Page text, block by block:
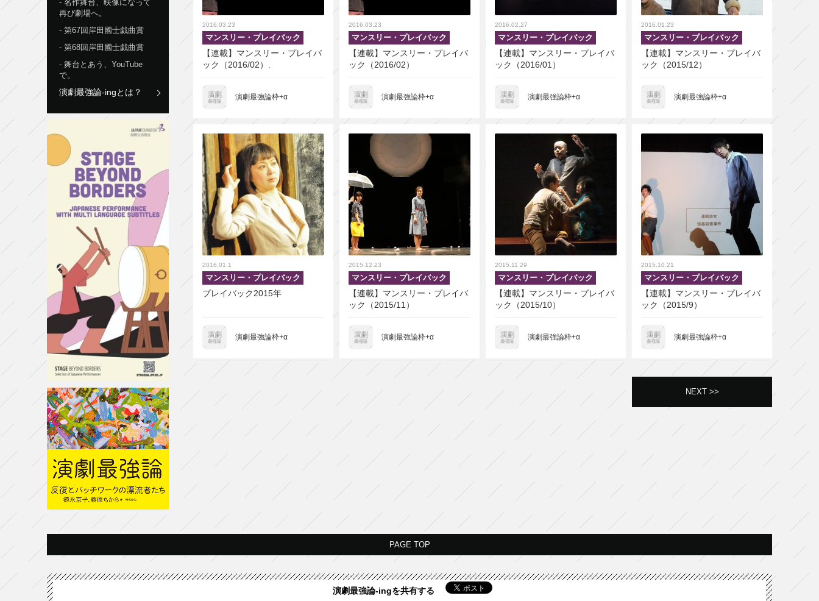
名作舞台、映像になって
再び劇場へ。
第67回岸田國士戯曲賞
第68回岸田國士戯曲賞
舞台とあう、YouTube
で。
演劇最強論-ingとは？
2016.03.23
マンスリー・プレイバック
【連載】マンスリー・プレイバ
ック（2016/02）.
演劇最強論枠+α
2016.03.23
マンスリー・プレイバック
【連載】マンスリー・プレイバ
ック（2016/02）
演劇最強論枠+α
2016.02.27
マンスリー・プレイバック
【連載】マンスリー・プレイバ
ック（2016/01）
演劇最強論枠+α
2016.01.23
マンスリー・プレイバック
【連載】マンスリー・プレイバ
ック（2015/12）
演劇最強論枠+α
2016.01.1
マンスリー・プレイバック
プレイバック2015年
演劇最強論枠+α
2015.12.23
マンスリー・プレイバック
【連載】マンスリー・プレイバ
ック（2015/11）
演劇最強論枠+α
2015.11.29
マンスリー・プレイバック
【連載】マンスリー・プレイバ
ック（2015/10）
演劇最強論枠+α
2015.10.21
マンスリー・プレイバック
【連載】マンスリー・プレイバ
ック（2015/9）
演劇最強論枠+α
NEXT >>
PAGE TOP
演劇最強論-ingを共有する